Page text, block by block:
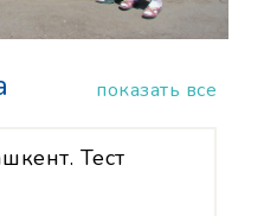
показать все
Тест